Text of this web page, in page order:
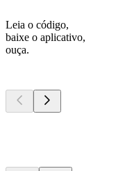
Leia o código,
baixe o aplicativo,
ouça.